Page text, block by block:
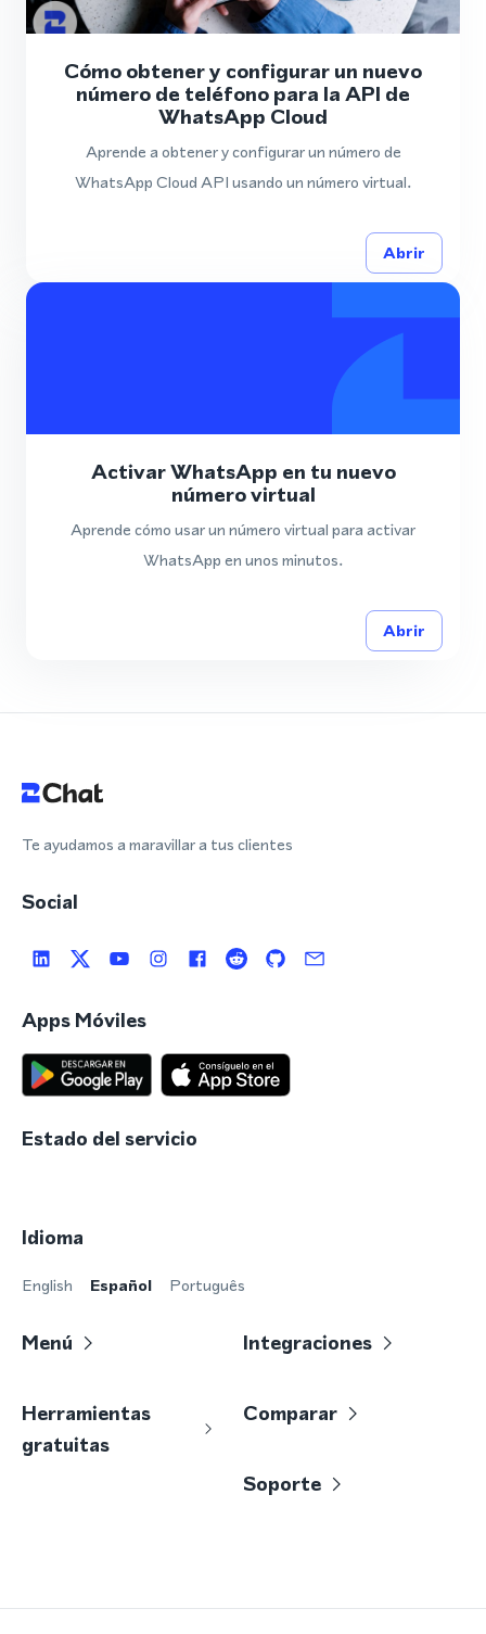
Cómo obtener y configurar un nuevo
número de teléfono para la API de
WhatsApp Cloud
Aprende a obtener y configurar un número de
WhatsApp Cloud API usando un número virtual.
Abrir
Activar WhatsApp en tu nuevo
número virtual
Aprende cómo usar un número virtual para activar
WhatsApp en unos minutos.
Abrir
Te ayudamos a maravillar a tus clientes
Social
Apps Móviles
Estado del servicio
Idioma
English Español Português
Menú Integraciones
Herramientas
gratuitas
Comparar
Soporte